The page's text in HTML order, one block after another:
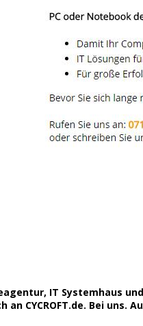
IT Systemhaus
CYCROFT.de. Bei uns.